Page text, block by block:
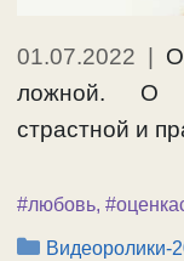
01.07.2022 |
ложной. О
страстной и
#любовь,
Рубрики
Видеоролики-